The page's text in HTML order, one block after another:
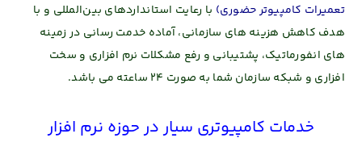
تعمیرات کامپیوتر حضوری) با رعایت استاندارد‌های بین‌المللی و با
هدف کاهش هزینه های سازمانی،آماده خدمت رسانی در زمینه
های انفورماتیک، پشتیبانی و رفع مشکلات نرم افزاری و سخت
افزاری و شبکه سازمان شما به صورت 24 ساعته می باشد.
خدمات کامپیوتری سیاردر حوزه نرم افزار